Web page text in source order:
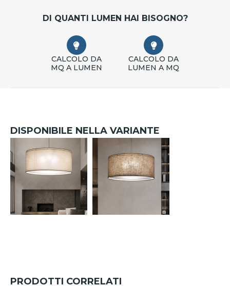
DI QUANTI LUMEN HAI BISOGNO?
CALCOLO DA
MQ A LUMEN
CALCOLO DA
LUMEN A MQ
DISPONIBILE NELLA VARIANTE
PRODOTTI CORRELATI